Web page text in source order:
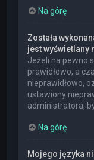
Na górę
Została
jest wyświetlany
Jeżeli na pewno
prawidłowo, a
nieprawidłowo,
ustawiony
administratora,
Na górę
Mojego języka